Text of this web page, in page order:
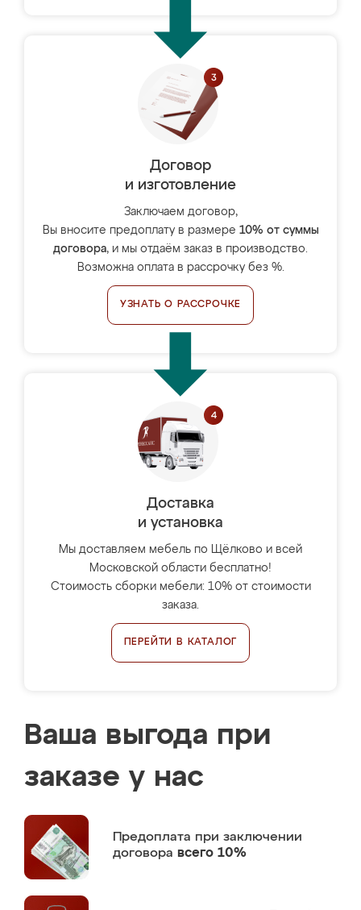
Договор
и изготовление
Заключаем договор,
Вы вносите предоплату в размере 10% от суммы
договора, и мы отдаём заказ в производство.
Возможна оплата в рассрочку без %.
УЗНАТЬ О РАССРОЧКЕ
Доставка
и установка
Мы доставляем мебель по Щёлково и всей
Московской области бесплатно!
Стоимость сборки мебели: 10% от стоимости
заказа.
ПЕРЕЙТИ В КАТАЛОГ
Ваша выгода при
заказе у нас
Предоплата при заключении
договора всего 10%